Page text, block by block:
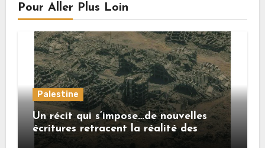
Pour Aller Plus Loin
Palestine
Un récit qui s’impose…de nouvelles
écritures retracent la réalité des
crimes sionistes à Gaza